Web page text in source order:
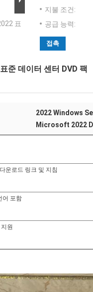
표
지불 조건:
공급 능력:
접촉
준 데이터 센터 DVD 팩
2022 Windows
Microsoft 2022
운로드 링크 및 지침
어 포함
원